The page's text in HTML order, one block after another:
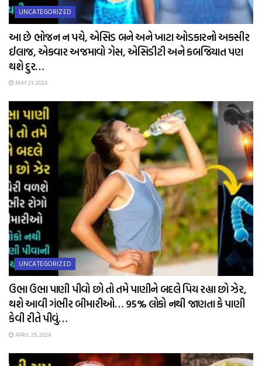
UNCATEGORIZED
આ છે ભોજન ન પચે, એસિડ બને અને ખાટા ઓડકારનો અકસીર
ઈલાજ, એકવાર અજમાવો ગેસ, એસિડીટી અને કબજિયાત પણ
થશે દુર…
MAY 21, 2024
UNCATEGORIZED
ઉભા ઉભા પાણી પીવો છો તો તમે પાણીને બદલે પિય રહ્યા છો ઝેર,
થશે આવી ગંભીર બીમારીઓ… 95% લોકો નથી જાણતા કે પાણી
કેવી રીતે પીવું…
APRIL 25, 2024